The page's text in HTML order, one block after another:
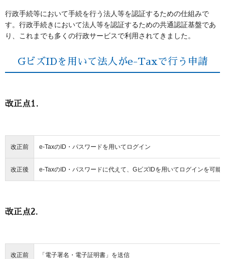
行政手続等において手続を行う法人等を認証するための仕組みで
す。行政手続きにおいて法人等を認証するための共通認証基盤であ
り、これまでも多くの行政サービスで利用されてきました。
GビズIDを用いて法人がe-Taxで行う申請
改正点1.
改正前 e-TaxのID・パスワードを用いてログイン
改正後 e-TaxのID・パスワードに代えて、GビズIDを用いてログインを可能
改正点2.
改正前 「電子署名・電子証明書」を送信